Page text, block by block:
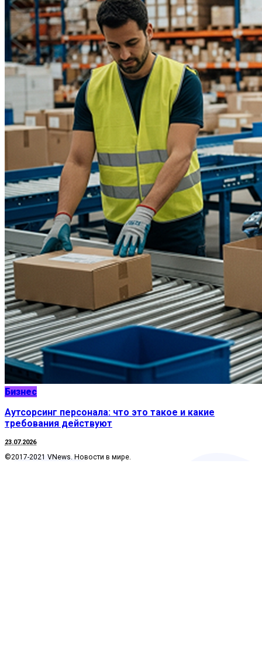
Бизнес
Аутсорсинг персонала: что это такое и какие
требования действуют
23.07.2026
©2017-2021 VNews. Новости в мире.